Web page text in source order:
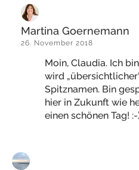
Martina Goernemann
26. November 2018
Moin, Claudia. Ich
wird
Spitznamen. Bin
hier in Zukunft wie
einen schönen Tag! :-